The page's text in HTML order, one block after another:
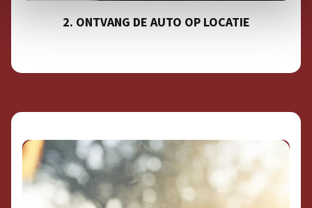
2. ONTVANG DE AUTO OP LOCATIE